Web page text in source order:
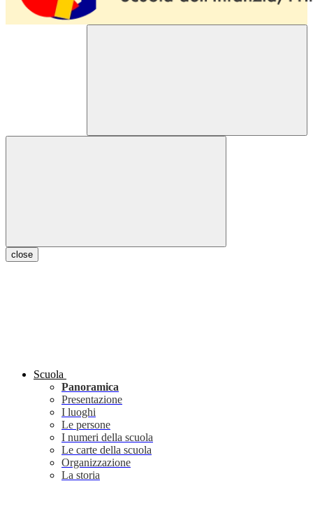
close
Scuola
Panoramica
Presentazione
I luoghi
Le persone
I numeri della scuola
Le carte della scuola
Organizzazione
La storia